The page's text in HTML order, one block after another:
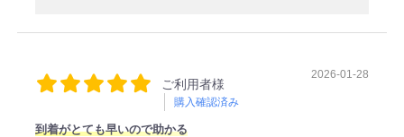
ご利用者様
購入確認済み
2026-01-28
到着がとても早いので助かる